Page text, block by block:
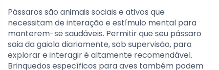
Pássaros são animais sociais e ativos que
necessitam de interação e estímulo mental para
manterem-se saudáveis. Permitir que seu pássaro
saia da gaiola diariamente, sob supervisão, para
explorar e interagir é altamente recomendável.
Brinquedos específicos para aves também podem